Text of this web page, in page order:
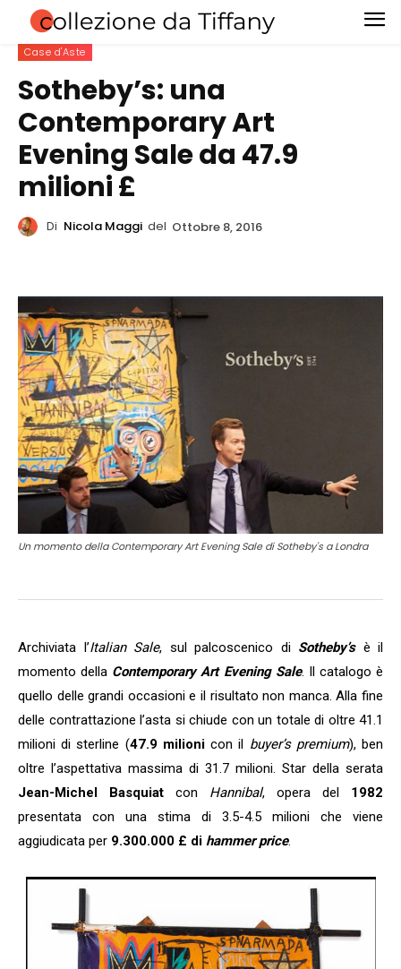
Case d'Aste
Sotheby’s: una
Contemporary Art
Evening Sale da 47.9
milioni £
Di Nicola Maggi del Ottobre 8, 2016
Un momento della Contemporary Art Evening Sale di Sotheby's a Londra
Archiviata l’Italian Sale, sul palcoscenico di Sotheby’sè il
momento della Contemporary Art Evening Sale. Il catalogo è
quello delle grandi occasioni e il risultato non manca. Alla fine
delle contrattazione l’asta si chiude con un totale di oltre 41.1
milioni di sterline (47.9 milionicon il buyer’s premium), ben
oltre l’aspettativa massima di 31.7 milioni. Star della serata
Jean-Michel Basquiat con Hannibal, opera del 1982
presentata con una stima di 3.5-4.5 milioni che viene
aggiudicata per 9.300.000 £ di hammer price.